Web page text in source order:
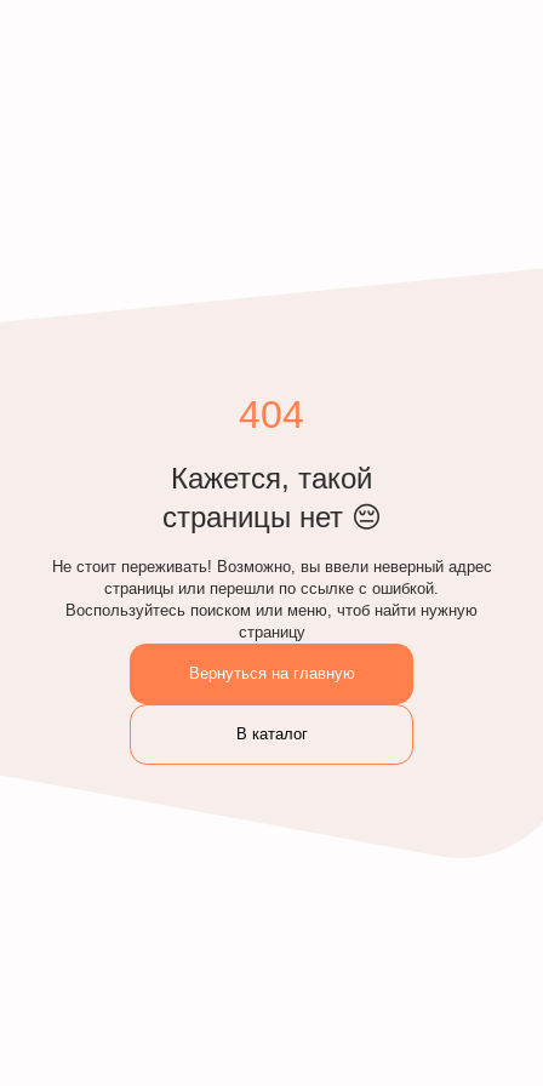
404
Кажется, такой
страницы нет 😔
Не стоит переживать! Возможно, вы ввели неверный адрес
страницы или перешли по ссылке с ошибкой.
Воспользуйтесь поиском или меню, чтоб найти нужную
страницу
Вернуться на главную
В каталог